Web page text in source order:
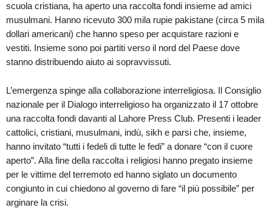
scuola cristiana, ha aperto una raccolta fondi insieme ad amici
musulmani. Hanno ricevuto 300 mila rupie pakistane (circa 5 mila
dollari americani) che hanno speso per acquistare razioni e
vestiti. Insieme sono poi partiti verso il nord del Paese dove
stanno distribuendo aiuto ai sopravvissuti.
L’emergenza spinge alla collaborazione interreligiosa. Il Consiglio
nazionale per il Dialogo interreligioso ha organizzato il 17 ottobre
una raccolta fondi davanti al Lahore Press Club. Presenti i leader
cattolici, cristiani, musulmani, indù, sikh e parsi che, insieme,
hanno invitato “tutti i fedeli di tutte le fedi” a donare “con il cuore
aperto”. Alla fine della raccolta i religiosi hanno pregato insieme
per le vittime del terremoto ed hanno siglato un documento
congiunto in cui chiedono al governo di fare “il più possibile” per
arginare la crisi.